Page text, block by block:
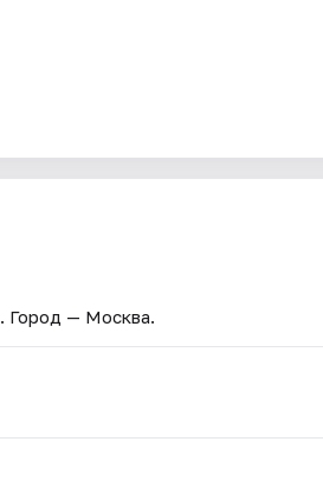
. Город — Москва.